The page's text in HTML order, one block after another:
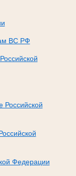
ВС РФ
Российской
Федерации